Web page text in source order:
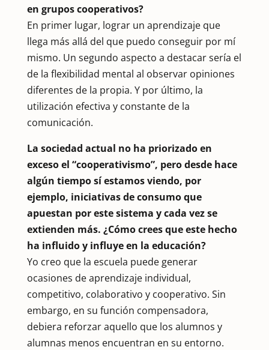
en grupos cooperativos?
En primer lugar, lograr un aprendizaje que
llega más allá del que puedo conseguir por mí
mismo. Un segundo aspecto a destacar sería el
de la flexibilidad mental al observar opiniones
diferentes de la propia. Y por último, la
utilización efectiva y constante de la
comunicación.
La sociedad actual no ha priorizado en
exceso el “cooperativismo”, pero desde hace
algún tiempo sí estamos viendo, por
ejemplo, iniciativas de consumo que
apuestan por este sistema y cada vez se
extienden más. ¿Cómo crees que este hecho
ha influido y influye en la educación?
Yo creo que la escuela puede generar
ocasiones de aprendizaje individual,
competitivo, colaborativo y cooperativo. Sin
embargo, en su función compensadora,
debiera reforzar aquello que los alumnos y
alumnas menos encuentran en su entorno.